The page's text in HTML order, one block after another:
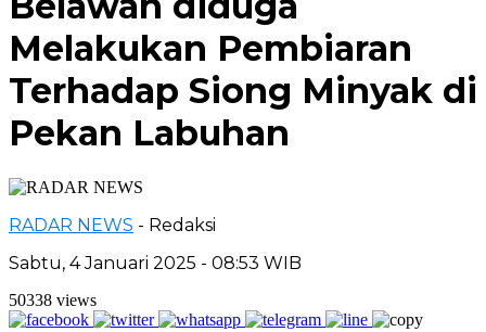
Melakukan Pembiaran
Terhadap Siong Minyak di
Pekan Labuhan
RADAR NEWS - Redaksi
Sabtu, 4 Januari 2025 - 08:53 WIB
50338 views